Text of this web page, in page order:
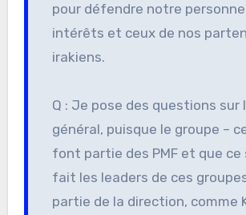
pour défendre notre
intérêts et ceux de nos
irakiens.
Q : Je pose des questions sur
général, puisque le groupe –
font partie des PMF et que ce
fait les leaders de ces
partie de la direction, comme